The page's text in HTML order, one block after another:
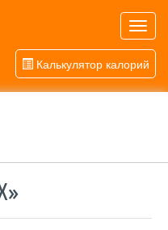
Калькулятор калорий